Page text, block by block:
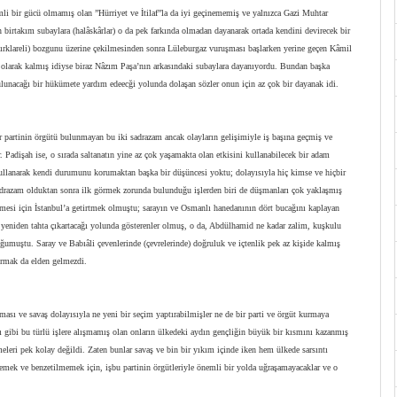
bir gücü olmamış olan ”Hürriyet ve İtilaf”la da iyi geçinememiş ve yalnızca Gazi Muhtar
subaylara (halâskârlar) o da pek farkında olmadan dayanarak ortada kendini devirecek bir
bozgunu üzerine çekilmesinden sonra Lüleburgaz vuruşması başlarken yerine geçen Kâmil
kalmış idiyse biraz Nâzım Paşa’nın arkasındaki subaylara dayanıyordu. Bundan başka
bir hükümete yardım edeecği yolunda dolaşan sözler onun için az çok bir dayanak idi.
örgütü bulunmayan bu iki sadrazam ancak olayların gelişimiyle iş başına geçmiş ve
ise, o sırada saltanatın yine az çok yaşamakta olan etkisini kullanabilecek bir adam
kendi durumunu korumaktan başka bir düşüncesi yoktu; dolayısıyla hiç kimse ve hiçbir
olduktan sonra ilk görmek zorunda bulunduğu işlerden biri de düşmanları çok yaklaşmış
için İstanbul’a getirtmek olmuştu; sarayın ve Osmanlı hanedanının dört bucağını kaplayan
tahta çıkartacağı yolunda gösterenler olmuş, o da, Abdülhamid ne kadar zalim, kuşkulu
Saray ve Babıâli çevenlerinde (çevrelerinde) doğruluk ve içtenlik pek az kişide kalmış
da elden gelmezdi.
ve savaş dolayısıyla ne yeni bir seçim yaptırabilmişler ne de bir parti ve örgüt kurmaya
bu türlü işlere alışmamış olan onların ülkedeki aydın gençliğin büyük bir kısmını kazanmış
pek kolay değildi. Zaten bunlar savaş ve bin bir yıkım içinde iken hem ülkede sarsıntı
ve benzetilmemek için, işbu partinin örgütleriyle önemli bir yolda uğraşamayacaklar ve o